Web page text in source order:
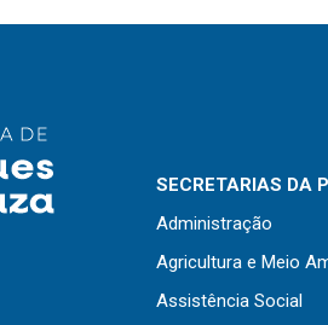
SECRETARIAS DA
Administração
Agricultura e Meio
Assistência Social